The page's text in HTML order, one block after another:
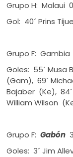
Grupo H: Malaui
Gol: 40´ Prins
Grupo F:
Goles: 55´ Musa
(Gam), 69´
Bajaber (Ke),
William Wilson
Grupo F:Gabón
Goles: 3´ Jim